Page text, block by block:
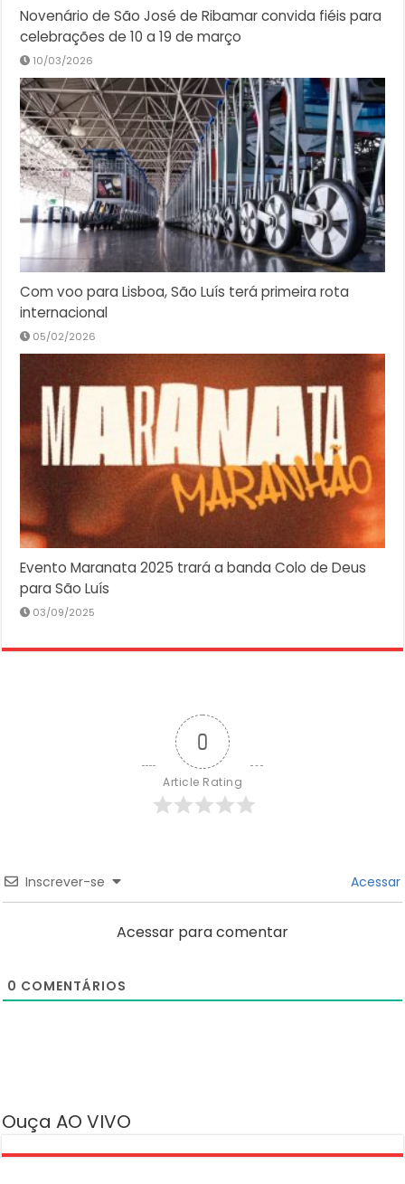
Novenário de São José de Ribamar convida fiéis para
celebrações de 10 a 19 de março
10/03/2026
Com voo para Lisboa, São Luís terá primeira rota
internacional
05/02/2026
Evento Maranata 2025 trará a banda Colo de Deus
para São Luís
03/09/2025
0
Article Rating
Inscrever-se Acessar
Acessar para comentar
0 COMENTÁRIOS
Ouça AO VIVO